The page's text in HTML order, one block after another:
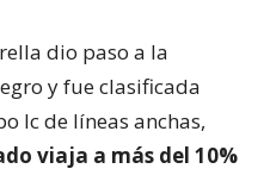
dio paso a la
y fue clasificada
Ic de líneas anchas,
viaja a más del 10%